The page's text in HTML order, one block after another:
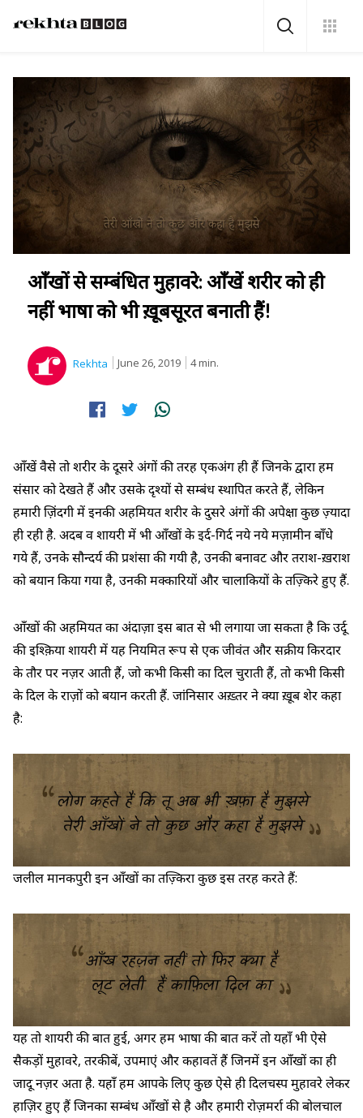
आँखों से सम्बंधित मुहावरे: आँखें शरीर को ही
नहीं भाषा को भी ख़ूबसूरत बनाती हैं!
Rekhta June 26, 2019 4 min.
आँखें वैसे तो शरीर के दूसरे अंगों की तरह एकअंग ही हैं जिनके द्वारा हम
संसार को देखते हैं और उसके दृश्यों से सम्बंध स्थापित करते हैं, लेकिन
हमारी ज़िंदगी में इनकी अहमियत शरीर के दुसरे अंगों की अपेक्षा कुछ ज़्यादा
ही रही है. अदब व शायरी में भी आँखों के इर्द-गिर्द नये नये मज़ामीन बाँधे
गये हैं, उनके सौन्दर्य की प्रशंसा की गयी है, उनकी बनावट और तराश-ख़राश
को बयान किया गया है, उनकी मक्कारियों और चालाकियों के तज़्किरे हुए हैं.
आँखों की अहमियत का अंदाज़ा इस बात से भी लगाया जा सकता है कि उर्दू
की इश्क़िया शायरी में यह नियमित रूप से एक जीवंत और सक्रीय किरदार
के तौर पर नज़र आती हैं, जो कभी किसी का दिल चुराती हैं, तो कभी किसी
के दिल के राज़ों को बयान करती हैं. जांनिसार अख़्तर ने क्या ख़ूब शेर कहा
है:
जलील मानकपुरी इन आँखों का तज़्किरा कुछ इस तरह करते हैं:
यह तो शायरी की बात हुई, अगर हम भाषा की बात करें तो यहाँ भी ऐसे
सैकड़ों मुहावरे, तरकीबें, उपमाएं और कहावतें हैं जिनमें इन आँखों का ही
जादू नज़र अता है. यहाँ हम आपके लिए कुछ ऐसे ही दिलचस्प मुहावरे लेकर
हाज़िर हुए हैं जिनका सम्बंध आँखों से है और हमारी रोज़मर्रा की बोलचाल